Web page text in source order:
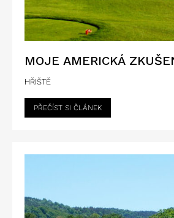
MOJE AMERICKÁ
HŘIŠTĚ
PŘEČÍST SI ČLÁNEK